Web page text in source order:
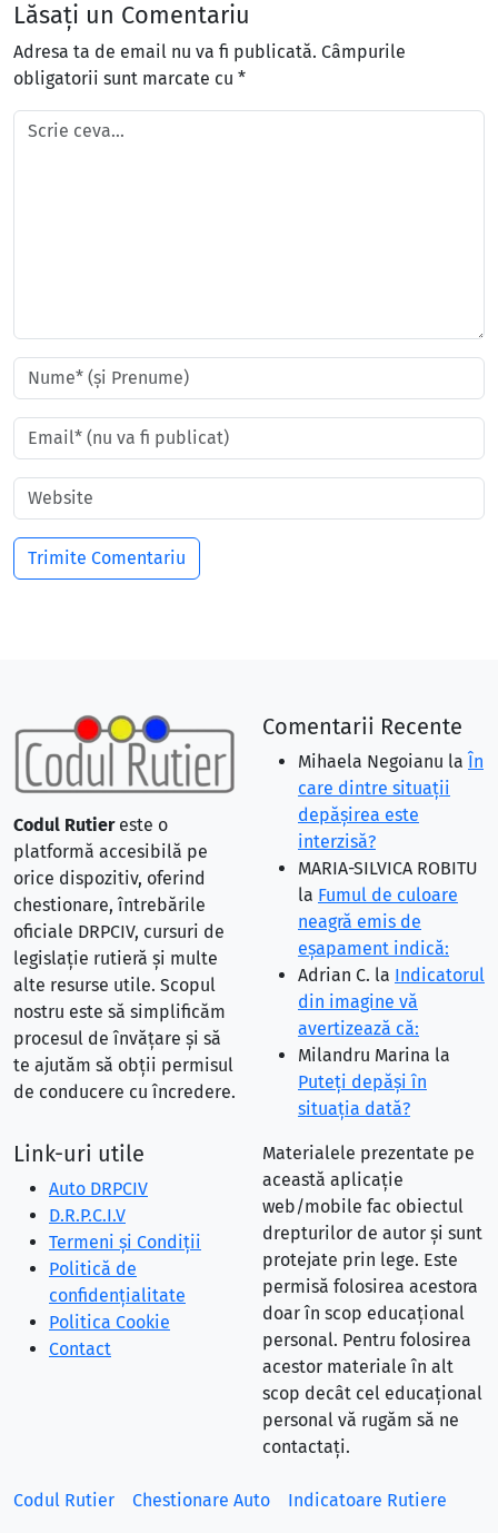
Lăsați un Comentariu
Adresa ta de email nu va fi publicată. Câmpurile
obligatorii sunt marcate cu *
Codul Rutiereste o
platformă accesibilă pe
orice dispozitiv, oferind
chestionare, întrebările
oficiale DRPCIV, cursuri de
legislație rutieră și multe
alte resurse utile. Scopul
nostru este să simplificăm
procesul de învățare și să
te ajutăm să obții permisul
de conducere cu încredere.
Comentarii Recente
Mihaela Negoianu la În
care dintre situaţii
depăşirea este
interzisă?
MARIA-SILVICA ROBITU
la Fumul de culoare
neagră emis de
eşapament indică:
Adrian C. la Indicatorul
din imagine vă
avertizează că:
Milandru Marina la
Puteţi depăşi în
situaţia dată?
Link-uri utile
Auto DRPCIV
D.R.P.C.I.V
Termeni și Condiții
Politică de
confidențialitate
Politica Cookie
Contact
Materialele prezentate pe
această aplicație
web/mobile fac obiectul
drepturilor de autor și sunt
protejate prin lege. Este
permisă folosirea acestora
doar în scop educațional
personal. Pentru folosirea
acestor materiale în alt
scop decât cel educațional
personal vă rugăm să ne
contactați.
Codul Rutier Chestionare Auto Indicatoare Rutiere